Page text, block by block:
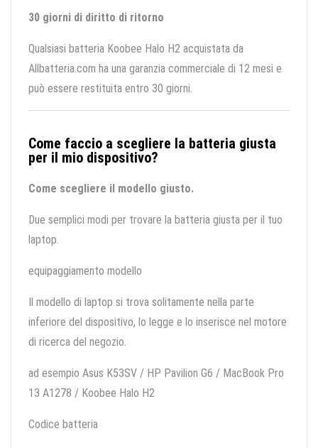
30 giorni di diritto di ritorno
Qualsiasi batteria Koobee Halo H2 acquistata da
Allbatteria.com ha una garanzia commerciale di 12 mesi e
può essere restituita entro 30 giorni.
Come faccio a scegliere la batteria giusta
per il mio dispositivo?
Come scegliere il modello giusto.
Due semplici modi per trovare la batteria giusta per il tuo
laptop.
equipaggiamento modello
Il modello di laptop si trova solitamente nella parte
inferiore del dispositivo, lo legge e lo inserisce nel motore
di ricerca del negozio.
ad esempio Asus K53SV / HP Pavilion G6 / MacBook Pro
13 A1278 / Koobee Halo H2
Codice batteria